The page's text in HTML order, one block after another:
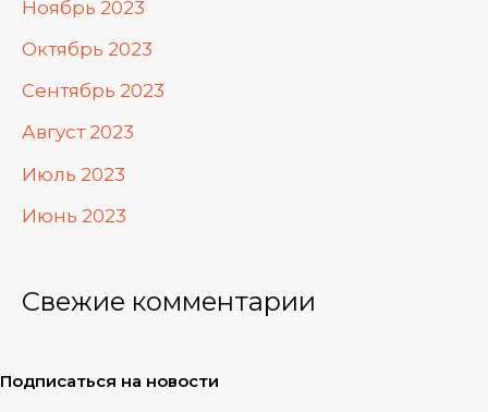
Ноябрь 2023
Октябрь 2023
Сентябрь 2023
Август 2023
Июль 2023
Июнь 2023
Свежие комментарии
Подписаться на новости